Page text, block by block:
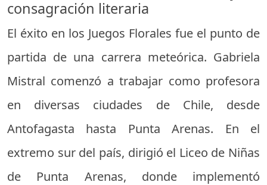
consagración literaria
El éxito en los Juegos Florales fue el punto de
partida de una carrera meteórica. Gabriela
Mistral comenzó a trabajar como profesora
en diversas ciudades de Chile, desde
Antofagasta hasta Punta Arenas. En el
extremo sur del país, dirigió el Liceo de Niñas
de Punta Arenas, donde implementó